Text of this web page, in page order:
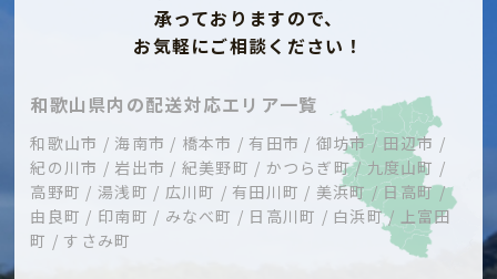
承っておりますので、
お気軽にご相談ください！
和歌山県内の配送対応エリア一覧
和歌山市 / 海南市 / 橋本市 / 有田市 / 御坊市 / 田辺市 /
紀の川市 / 岩出市 / 紀美野町 / かつらぎ町 / 九度山町 /
高野町 / 湯浅町 / 広川町 / 有田川町 / 美浜町 / 日高町 /
由良町 / 印南町 / みなべ町 / 日高川町 / 白浜町 / 上富田
町 / すさみ町